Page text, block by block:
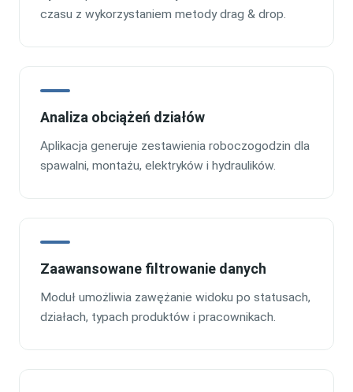
czasu z wykorzystaniem metody drag & drop.
Analiza obciążeń działów
Aplikacja generuje zestawienia roboczogodzin dla
spawalni, montażu, elektryków i hydraulików.
Zaawansowane filtrowanie danych
Moduł umożliwia zawężanie widoku po statusach,
działach, typach produktów i pracownikach.